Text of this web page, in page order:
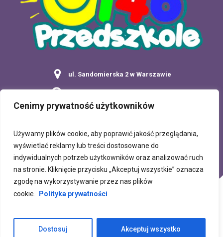
Cenimy prywatność użytkowników
Używamy plików cookie, aby poprawić jakość przeglądania,
wyświetlać reklamy lub treści dostosowane do
indywidualnych potrzeb użytkowników oraz analizować ruch
na stronie. Kliknięcie przycisku „Akceptuj wszystkie” oznacza
zgodę na wykorzystywanie przez nas plików
cookie.
Polityka prywatności
Dostosuj Akceptuj wszystko
ul. Sandomierska 2 w Warszawie
tel: 22 849 65 52
DEKLARACJA DOSTĘPNOŚCI
© Copyright 2025 Przedszkole nr 146 przy ul.
Sandomierska 2 w Warszawie